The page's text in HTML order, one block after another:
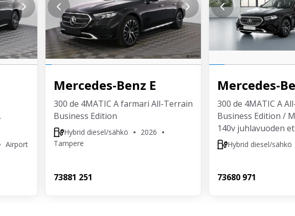
Airport
Mercedes-Benz E
300 de 4MATIC A farmari All-Terrain
Business Edition
Hybrid diesel/sähkö
2026
Tampere
73881 251
Mercedes-
300 de 4MATIC A
Business Edition /
140v juhlavuoden
Hybrid diesel/sähkö
73680 971